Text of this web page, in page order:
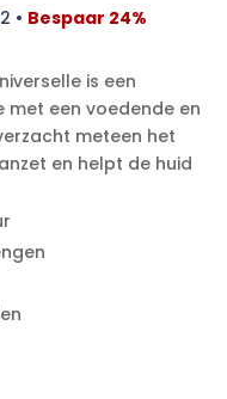
• Bespaar 24%
is een
met een voedende en
meteen het
en helpt de huid